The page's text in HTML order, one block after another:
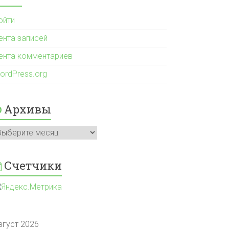
записей
комментариев
Архивы
Счетчики
2026